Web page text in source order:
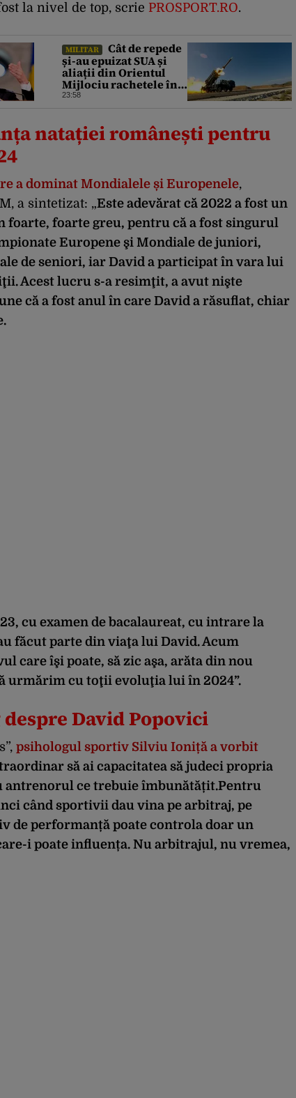
la nivel de top, scrie PROSPORT.RO.
MILITAR
Cât de repede
și-au epuizat SUA și
aliații din Orientul
Mijlociu rachetele în
conflictul cu Iranul
23:58
natației românești pentru
a dominat Mondialele și Europenele,
a sintetizat: „Este adevărat că 2022 a fost un
foarte, foarte greu, pentru că a fost singurul
Europene şi Mondiale de juniori,
de seniori, iar David a participat în vara lui
Acest lucru s-a resimţit, a avut nişte
că a fost anul în care David a răsuflat, chiar
cu examen de bacalaureat, cu intrare la
făcut parte din viaţa lui David. Acum
care îşi poate, să zic aşa, arăta din nou
urmărim cu toţii evoluţia lui în 2024”.
David Popovici
psihologul sportiv Silviu Ioniță a vorbit
să ai capacitatea să judeci propria
antrenorul ce trebuie îmbunătățit.Pentru
când sportivii dau vina pe arbitraj, pe
de performanță poate controla doar un
i poate influența. Nu arbitrajul, nu vremea,